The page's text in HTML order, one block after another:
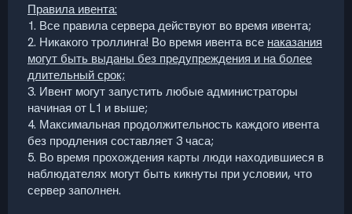
Правила ивента:
1. Все правила сервера действуют во время ивента;
2. Никакого троллинга! Во время ивента все наказания
могут быть выданы без предупреждения и на более
длительный срок;
3. Ивент могут запустить любые администраторы
начиная от L1 и выше;
4. Максимальная продолжительность каждого ивента
без продления составляет 3 часа;
5. Во время прохождения карты люди находившиеся в
наблюдателях могут быть кикнуты при условии, что
сервер заполнен.